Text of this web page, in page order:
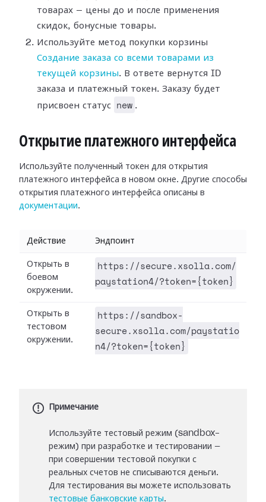
товарах — цены до и после применения
скидок, бонусные товары.
Используйте метод покупки корзины
Создание заказа со всеми товарами из
текущей корзины. В ответе вернутся ID
заказа и платежный токен. Заказу будет
присвоен статус
new .
Открытие платежного интерфейса
Используйте полученный токен для открытия
платежного интерфейса в новом окне. Другие способы
открытия платежного интерфейса описаны в
документации.
Действие Эндпоинт
Открыть в
боевом
окружении.
https://secure.xsolla.com/
paystation4/?token={token}
Открыть в
тестовом
окружении.
https://sandbox-
secure.xsolla.com/paystatio
n4/?token={token}
Примечание
Используйте тестовый режим (sandbox-
режим) при разработке и тестировании —
при совершении тестовой покупки с
реальных счетов не списываются деньги.
Для тестирования вы можете использовать
тестовые банковские карты.